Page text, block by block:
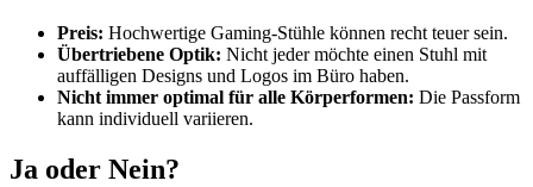
Preis: Hochwertige Gaming-Stühle können recht teuer sein.
Übertriebene Optik: Nicht jeder möchte einen Stuhl mit
auffälligen Designs und Logos im Büro haben.
Nicht immer optimal für alle Körperformen: Die Passform
kann individuell variieren.
Ja oder Nein?